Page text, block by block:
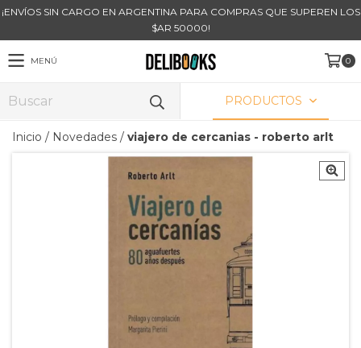
¡ENVÍOS SIN CARGO EN ARGENTINA PARA COMPRAS QUE SUPEREN LOS
$AR 50000!
MENÚ 0
PRODUCTOS
Inicio / Novedades / viajero de cercanias - roberto arlt